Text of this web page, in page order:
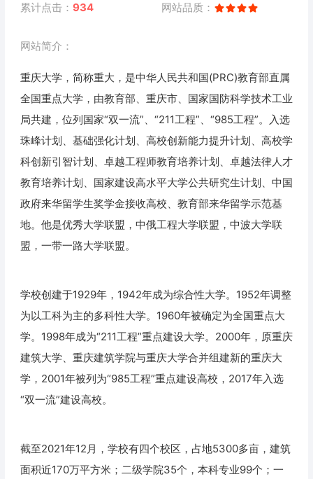
累计点击： 934 网站品质：
网站简介：
重庆大学，简称重大，是中华人民共和国(PRC)教育部直属
全国重点大学，由教育部、重庆市、国家国防科学技术工业
局共建，位列国家“双一流”、“211工程”、“985工程”。入选
珠峰计划、基础强化计划、高校创新能力提升计划、高校学
科创新引智计划、卓越工程师教育培养计划、卓越法律人才
教育培养计划、国家建设高水平大学公共研究生计划、中国
政府来华留学生奖学金接收高校、教育部来华留学示范基
地。他是优秀大学联盟，中俄工程大学联盟，中波大学联
盟，一带一路大学联盟。
学校创建于1929年，1942年成为综合性大学。1952年调整
为以工科为主的多科性大学。1960年被确定为全国重点大
学。1998年成为“211工程”重点建设大学。2000年，原重庆
建筑大学、重庆建筑学院与重庆大学合并组建新的重庆大
学，2001年被列为“985工程”重点建设高校，2017年入选
“双一流”建设高校。
截至2021年12月，学校有四个校区，占地5300多亩，建筑
面积近170万平方米；二级学院35个，本科专业99个；一